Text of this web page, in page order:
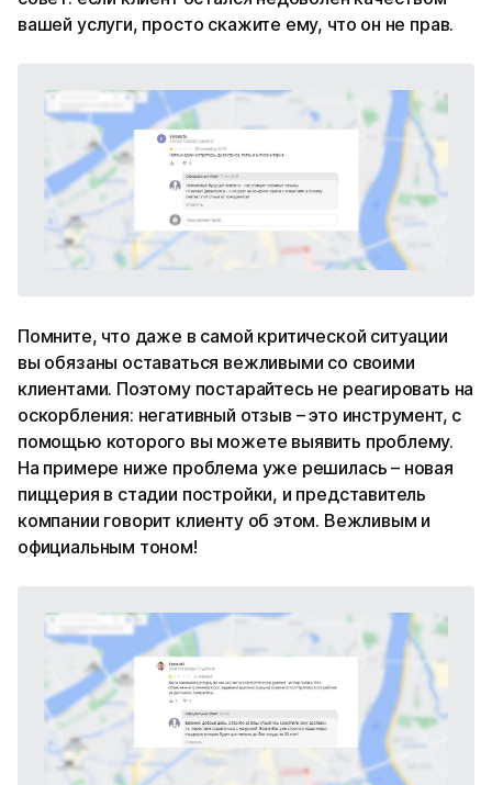
вашей услуги, просто скажите ему, что он не прав.
Помните, что даже в самой критической ситуации
вы обязаны оставаться вежливыми со своими
клиентами. Поэтому постарайтесь не реагировать на
оскорбления: негативный отзыв – это инструмент, с
помощью которого вы можете выявить проблему.
На примере ниже проблема уже решилась – новая
пиццерия в стадии постройки, и представитель
компании говорит клиенту об этом. Вежливым и
официальным тоном!